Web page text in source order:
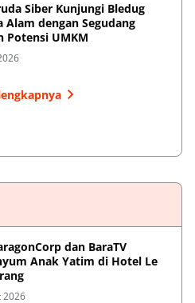
Siber Kunjungi Bledug
Alam dengan Segudang
Potensi UMKM
dan BaraTV
Anak Yatim di Hotel Le
2026